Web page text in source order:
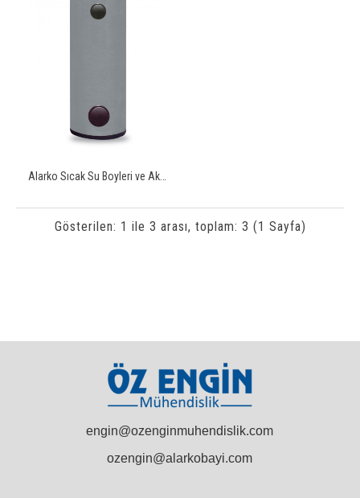
Alarko Sıcak Su Boyleri ve Akümülasyon Tankı
Gösterilen: 1 ile 3 arası, toplam: 3 (1 Sayfa)
engin@ozenginmuhendislik.com
ozengin@alarkobayi.com